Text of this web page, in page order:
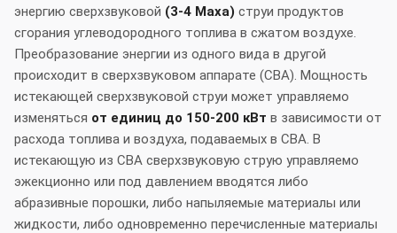
энергию сверхзвуковой (3-4 Маха) струи продуктов
сгорания углеводородного топлива в сжатом воздухе.
Преобразование энергии из одного вида в другой
происходит в сверхзвуковом аппарате (СВА). Мощность
истекающей сверхзвуковой струи может управляемо
изменяться от единиц до 150-200 кВт в зависимости от
расхода топлива и воздуха, подаваемых в СВА. В
истекающую из СВА сверхзвуковую струю управляемо
эжекционно или под давлением вводятся либо
абразивные порошки, либо напыляемые материалы или
жидкости, либо одновременно перечисленные материалы